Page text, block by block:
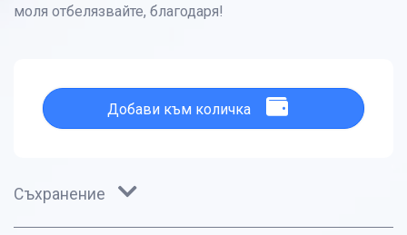
моля отбелязвайте, благодаря!
Добави към количка
Съхранение